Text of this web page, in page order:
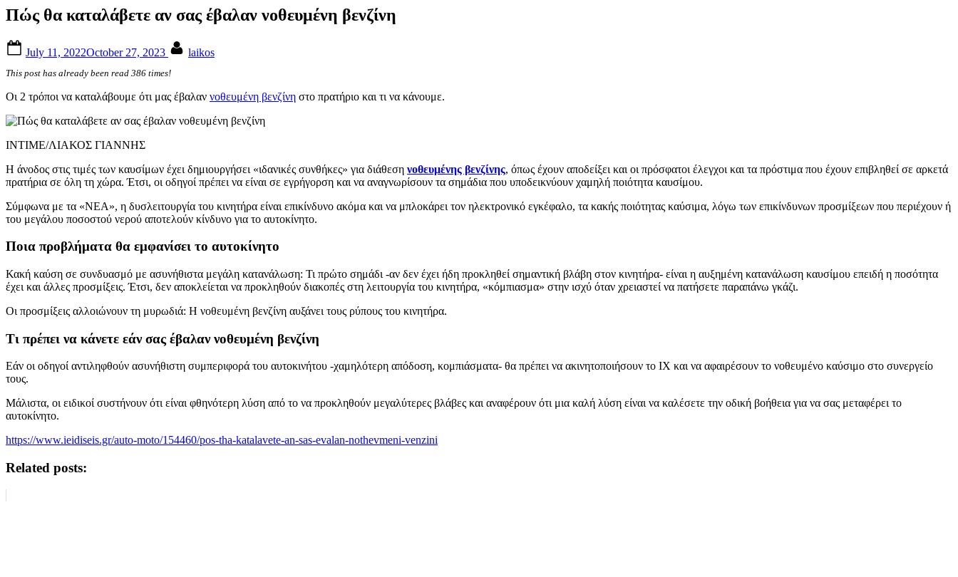
Πώς θα καταλάβετε αν σας έβαλαν νοθευμένη βενζίνη
on
July 11, 2022October 27, 2023 laikos
This post has already been read 386 times!
Οι 2 τρόποι να καταλάβουμε ότι μας έβαλαν νοθευμένη βενζίνη στο πρατήριο και τι να κάνουμε.
ΙΝΤΙΜΕ/ΛΙΑΚΟΣ ΓΙΑΝΝΗΣ
Η άνοδος στις τιμές των καυσίμων έχει δημιουργήσει «ιδανικές συνθήκες» για διάθεση νοθευμένης βενζίνης, όπως έχουν αποδείξει και οι πρόσφατοι έλεγχοι και τα πρόστιμα που έχουν επιβληθεί σε αρκετά
πρατήρια σε όλη τη χώρα. Έτσι, οι οδηγοί πρέπει να είναι σε εγρήγορση και να αναγνωρίσουν τα σημάδια που υποδεικνύουν χαμηλή ποιότητα καυσίμου.
Σύμφωνα με τα «ΝΕΑ», η δυσλειτουργία του κινητήρα είναι επικίνδυνο ακόμα και να μπλοκάρει τον ηλεκτρονικό εγκέφαλο, τα κακής ποιότητας καύσιμα, λόγω των επικίνδυνων προσμίξεων που περιέχουν ή
του μεγάλου ποσοστού νερού αποτελούν κίνδυνο για το αυτοκίνητο.
Ποια προβλήματα θα εμφανίσει το αυτοκίνητο
Κακή καύση σε συνδυασμό με ασυνήθιστα μεγάλη κατανάλωση: Τι πρώτο σημάδι -αν δεν έχει ήδη προκληθεί σημαντική βλάβη στον κινητήρα- είναι η αυξημένη κατανάλωση καυσίμου επειδή η ποσότητα
έχει και άλλες προσμίξεις. Έτσι, δεν αποκλείεται να προκληθούν διακοπές στη λειτουργία του κινητήρα, «κόμπιασμα» στην ισχύ όταν χρειαστεί να πατήσετε παραπάνω γκάζι.
Οι προσμίξεις αλλοιώνουν τη μυρωδιά: Η νοθευμένη βενζίνη αυξάνει τους ρύπους του κινητήρα.
Τι πρέπει να κάνετε εάν σας έβαλαν νοθευμένη βενζίνη
Εάν οι οδηγοί αντιληφθούν ασυνήθιστη συμπεριφορά του αυτοκινήτου -χαμηλότερη απόδοση, κομπιάσματα- θα πρέπει να ακινητοποιήσουν το ΙΧ και να αφαιρέσουν το νοθευμένο καύσιμο στο συνεργείο
τους.
Μάλιστα, οι ειδικοί συστήνουν ότι είναι φθηνότερη λύση από το να προκληθούν μεγαλύτερες βλάβες και αναφέρουν ότι μια καλή λύση είναι να καλέσετε την οδική βοήθεια για να σας μεταφέρει το
αυτοκίνητο.
https://www.ieidiseis.gr/auto-moto/154460/pos-tha-katalavete-an-sas-evalan-nothevmeni-venzini
Related posts: